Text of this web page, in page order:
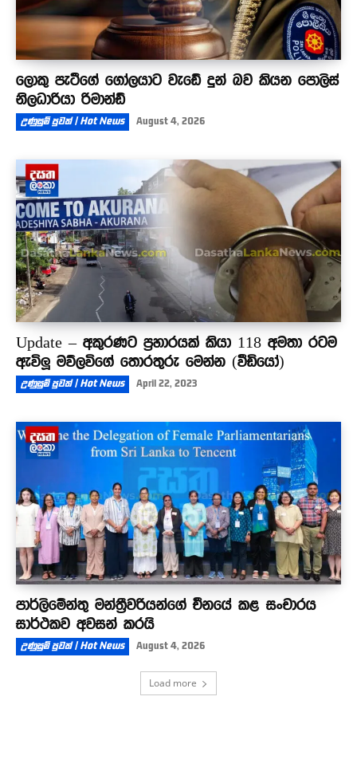
ලොකු පැටීගේ ගෝලයාට වැඩේ දුන් බව කියන පොලිස්
නිලධාරියා රිමාන්ඩ්
උණුසුම් පුවත් | Hot News August 4, 2026
Update – අකුරණට ප්‍රහාරයක් කියා 118 අමතා රටම
ඇවිලූ මව්ලවිගේ තොරතුරු මෙන්න (වීඩියෝ)
උණුසුම් පුවත් | Hot News April 22, 2023
පාර්ලිමේන්තු මන්ත්‍රීවරියන්ගේ චීනයේ කළ සංචාරය
සාර්ථකව අවසන් කරයි
උණුසුම් පුවත් | Hot News August 4, 2026
Load more